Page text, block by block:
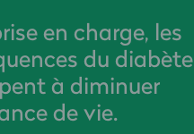
en charge, les
du diabète
à diminuer
de vie.